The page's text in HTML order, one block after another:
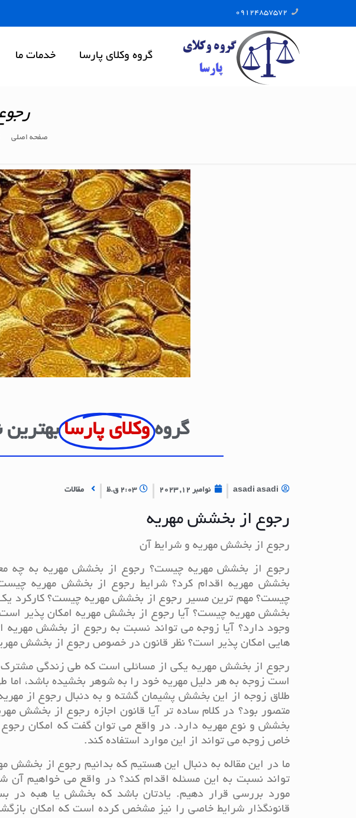
09124857572
گروه وکلای پارسا خدمات ما
صفحه اصلی
گروه وکلای پارسا بهترین
asadi asadi نوامبر 12, 2023 2:03 ق.ظ مقالات
رجوع از بخشش مهریه
رجوع از بخشش مهریه و شرایط آن
رجوع از بخشش مهریه چیست؟ رجوع از بخشش مهریه به چه
بخشش مهریه اقدام کرد؟ شرایط رجوع از بخشش مهریه
چیست؟ مهم ترین مسیر رجوع از بخشش مهریه چیست؟ کارکرد
بخشش مهریه چیست؟ آیا رجوع از بخشش مهریه امکان پذیر
وجود دارد؟ آیا زوجه می تواند نسبت به رجوع از بخشش
هایی امکان پذیر است؟ نظر قانون در خصوص رجوع از بخشش
رجوع از بخشش مهریه یکی از مسائلی است که طی زندگی
است زوجه به هر دلیل مهریه خود را به شوهر بخشیده باشد، اما
طلاق زوجه از این بخشش پشیمان گشته و به دنبال رجوع از
متصور بود؟ در کلام ساده تر آیا قانون اجازه رجوع از بخشش
بخشش و نوع مهریه دارد. در واقع می توان گفت که امکان رجوع
خاص زوجه می تواند از این موارد استفاده کند.
ما در این مقاله به دنبال این هستیم که بدانیم رجوع از
تواند نسبت به این مسئله اقدام کند؟ در واقع می خواهیم
مورد بررسی قرار دهیم. یادتان باشد که بخشش یا هبه در
قانونگذار شرایط خاصی را نیز مشخص کرده است که امکان